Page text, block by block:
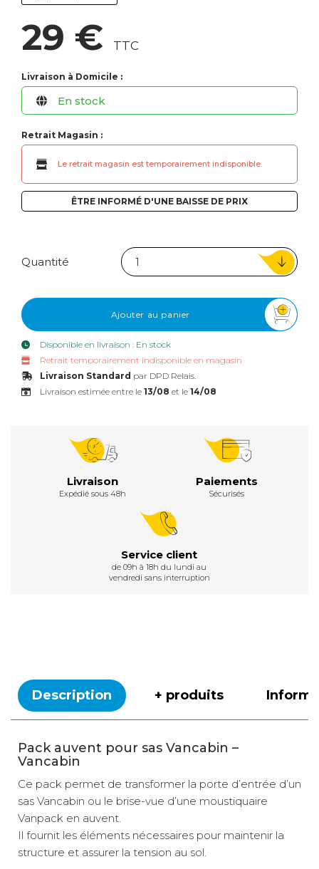
29 € TTC
Livraison à Domicile :
En stock
Retrait Magasin :
Le retrait magasin est temporairement indisponible.
ÊTRE INFORMÉ D'UNE BAISSE DE PRIX
Quantité
Ajouter au panier
Disponible en livraison : En stock
Retrait temporairement indisponible en magasin
Livraison Standard par DPD Relais.
Livraison estimée entre le 13/08 et le 14/08
Livraison
Expédié sous 48h
Paiements
Sécurisés
Service client
de 09h à 18h du lundi au
vendredi sans interruption
Description + produits
Pack auvent pour sas Vancabin –
Vancabin
Ce pack permet de transformer la porte d’entrée d’un
sas Vancabin ou le brise-vue d’une moustiquaire
Vanpack en auvent.
Il fournit les éléments nécessaires pour maintenir la
structure et assurer la tension au sol.